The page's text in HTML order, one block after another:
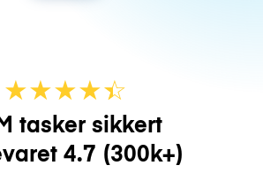
★★★★☆
★
tasker sikkert
4.7 (300k+)